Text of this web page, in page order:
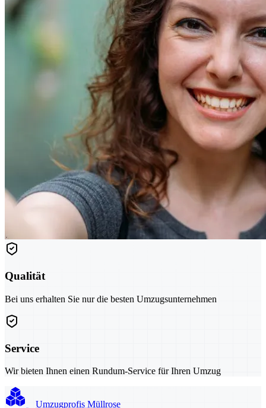
Qualität
Bei uns erhalten Sie nur die besten Umzugsunternehmen
Service
Wir bieten Ihnen einen Rundum-Service für Ihren Umzug
Umzugprofis Müllrose